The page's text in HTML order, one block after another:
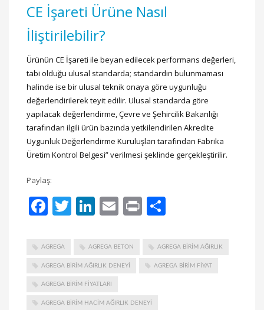
CE İşareti Ürüne Nasıl
İliştirilebilir?
Ürünün CE İşareti ile beyan edilecek performans değerleri,
tabi olduğu ulusal standarda; standardın bulunmaması
halinde ise bir ulusal teknik onaya göre uygunluğu
değerlendirilerek teyit edilir. Ulusal standarda göre
yapılacak değerlendirme, Çevre ve Şehircilik Bakanlığı
tarafından ilgili ürün bazında yetkilendirilen Akredite
Uygunluk Değerlendirme Kuruluşları tarafından Fabrika
Üretim Kontrol Belgesi” verilmesi şeklinde gerçekleştirilir.
Paylaş:
Facebook
Twitter
LinkedIn
Email
Print
AGREGA AGREGA BETON AGREGA BIRIM AĞIRLIK
AGREGA BIRIM AĞIRLIK DENEYI AGREGA BIRIM FIYAT
AGREGA BIRIM FIYATLARI
AGREGA BIRIM HACIM AĞIRLIK DENEYI